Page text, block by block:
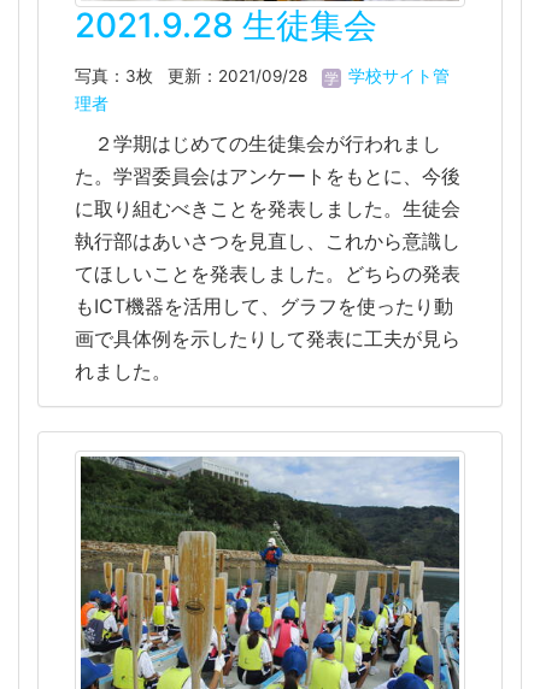
2021.9.28 生徒集会
写真：3枚 更新：2021/09/28
学校サイト管
理者
２学期はじめての生徒集会が行われまし
た。学習委員会はアンケートをもとに、今後
に取り組むべきことを発表しました。生徒会
執行部はあいさつを見直し、これから意識し
てほしいことを発表しました。どちらの発表
もICT機器を活用して、グラフを使ったり動
画で具体例を示したりして発表に工夫が見ら
れました。